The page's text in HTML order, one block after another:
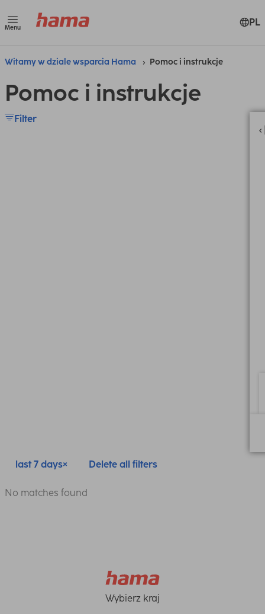
Menu PL
Witamy w dziale wsparcia Hama Pomoc i instrukcje
Pomoc i instrukcje
Filter
last 7 days Delete all filters
No matches found
Wybierz kraj